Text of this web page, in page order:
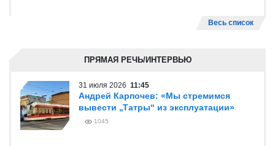
Весь список
ПРЯМАЯ РЕЧЬ/ИНТЕРВЬЮ
31 июля 2026 11:45
Андрей Карпочев: «Мы стремимся
вывести „Татры“ из эксплуатации»
1045